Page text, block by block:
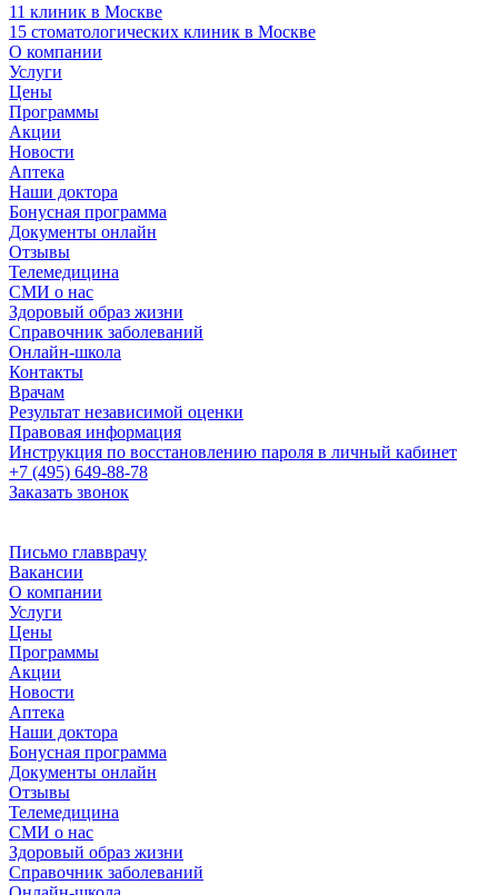
11 клиник в Москве
15 стоматологических клиник в Москве
О компании
Услуги
Цены
Программы
Акции
Новости
Аптека
Наши доктора
Бонусная программа
Документы онлайн
Отзывы
Телемедицина
СМИ о нас
Здоровый образ жизни
Справочник заболеваний
Онлайн-школа
Контакты
Врачам
Результат независимой оценки
Правовая информация
Инструкция по восстановлению пароля в личный кабинет
+7 (495) 649-88-78
Заказать звонок
Письмо главврачу
Вакансии
О компании
Услуги
Цены
Программы
Акции
Новости
Аптека
Наши доктора
Бонусная программа
Документы онлайн
Отзывы
Телемедицина
СМИ о нас
Здоровый образ жизни
Справочник заболеваний